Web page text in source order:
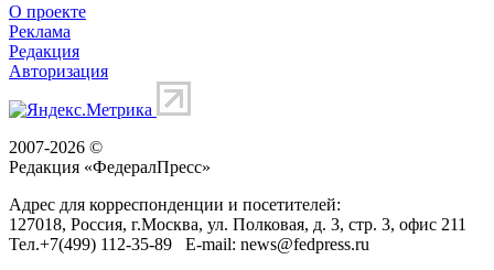
О проекте
Реклама
Редакция
Авторизация
2007-2026 ©
Редакция «ФедералПресс»
Адрес для корреспонденции и посетителей:
127018, Россия, г.Москва, ул. Полковая, д. 3, стр. 3, офис 211
Тел.+7(499) 112-35-89 E-mail: news@fedpress.ru